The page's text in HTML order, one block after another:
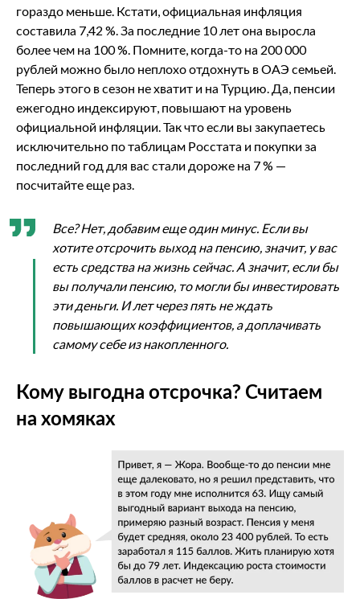
гораздо меньше. Кстати, официальная инфляция
составила 7,42 %. За последние 10 лет она выросла
более чем на 100 %. Помните, когда-то на 200 000
рублей можно было неплохо отдохнуть в ОАЭ семьей.
Теперь этого в сезон не хватит и на Турцию. Да, пенсии
ежегодно индексируют, повышают на уровень
официальной инфляции. Так что если вы закупаетесь
исключительно по таблицам Росстата и покупки за
последний год для вас стали дороже на 7 % —
посчитайте еще раз.
Все? Нет, добавим еще один минус. Если вы
хотите отсрочить выход на пенсию, значит, у вас
есть средства на жизнь сейчас. А значит, если бы
вы получали пенсию, то могли бы инвестировать
эти деньги. И лет через пять не ждать
повышающих коэффициентов, а доплачивать
самому себе из накопленного.
Кому выгодна отсрочка? Считаем
на хомяках